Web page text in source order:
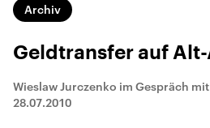
Archiv
Geldtransfer auf
Wieslaw Jurczenko im Gespräch
28.07.2010